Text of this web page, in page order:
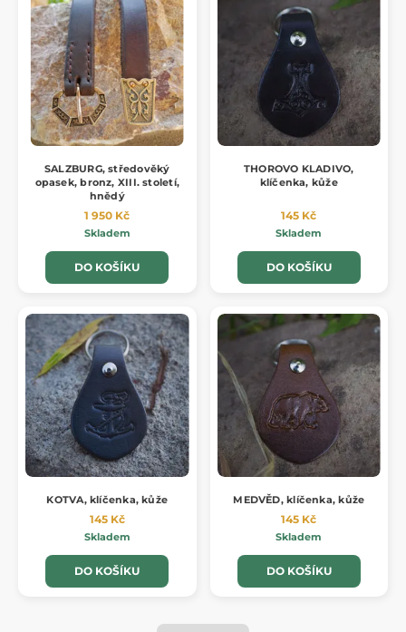
SALZBURG, středověký
opasek, bronz, XIII. století,
hnědý
1 950 Kč
Skladem
DO KOŠÍKU
THOROVO KLADIVO,
klíčenka, kůže
145 Kč
Skladem
DO KOŠÍKU
KOTVA, klíčenka, kůže
145 Kč
Skladem
DO KOŠÍKU
MEDVĚD, klíčenka, kůže
145 Kč
Skladem
DO KOŠÍKU